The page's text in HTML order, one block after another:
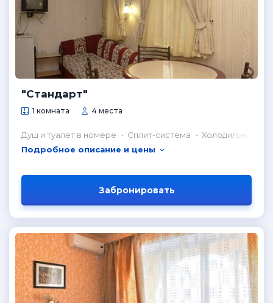
"Стандарт"
1 комната 4 места
Душ и туалет в номере Сплит-система
Холодильник в
Подробное описание и цены
Забронировать